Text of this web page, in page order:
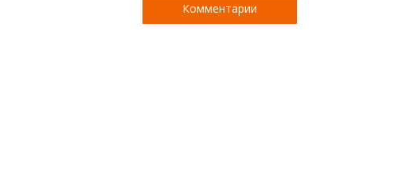
Комментарии